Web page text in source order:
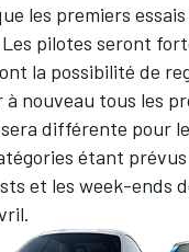
les premiers
pilotes seront
la possibilité de
nouveau tous les
différente pour
étant prévus
et les week-ends